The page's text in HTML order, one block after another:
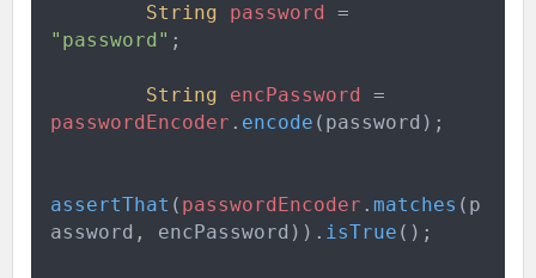
String
password
=
" password " ;
String encPassword
=
passwordEncoder . encode ( password ) ;
assertThat ( passwordEncoder . matches ( p
assword , encPassword ) ) . isTrue ( ) ;